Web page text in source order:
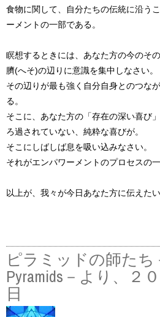
食物に関して、自分たちの伝統に沿う
ーメントの一部である。
瞑想するときには、あなた方の今のそ
臍(へそ)の辺りに意識を集中しなさい。
その辺りが最も強く自分自身とのつな
る。
そこに、あなた方の「存在の深い喜び」
ろ過されていない、純粋な喜びが。
そこにしばしば息を吸い込みなさい。
それがエンパワーメントのプロセスの一
以上が、我々が今日あなた方に伝えた
ピラミッドの師たち
Pyramids－より、２
日